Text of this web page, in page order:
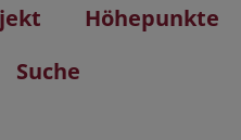
Höhepunkte
Suche